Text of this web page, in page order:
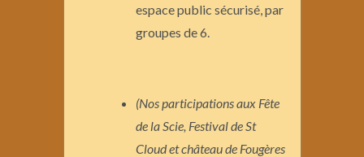
espace public sécurisé, par
groupes de 6.
(Nos participations aux Fête
de la Scie, Festival de St
Cloud et château de Fougères